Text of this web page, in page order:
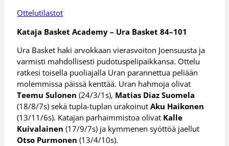
Ottelutilastot
Kataja Basket Academy – Ura Basket 84–101
Ura Basket haki arvokkaan vierasvoiton Joensuusta ja
varmisti mahdollisesti pudotuspelipaikkansa. Ottelu
ratkesi toisella puoliajalla Uran parannettua peliään
molemmissa päissä kenttää. Uran hahmoja olivat
Teemu Sulonen (24/3/1s), Matias Diaz Suomela
(18/8/7s) sekä tupla-tuplan urakoinutAku Haikonen
(13/11/6s). Katajan parhaimmistoa olivat Kalle
Kuivalainen (17/9/7s) ja kymmenen syöttöä jaellut
Otso Purmonen (13/4/10s).